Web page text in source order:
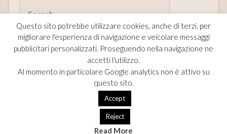
Questo sito potrebbe utilizzare cookies, anche di terzi, per
migliorare l'esperienza di navigazione e veicolare messaggi
pubblicitari personalizzati. Proseguendo nella navigazione ne
accetti l'utilizzo.
Al momento in particolare Google analytics non è attivo su
questo sito.
Accept
Reject
Read More